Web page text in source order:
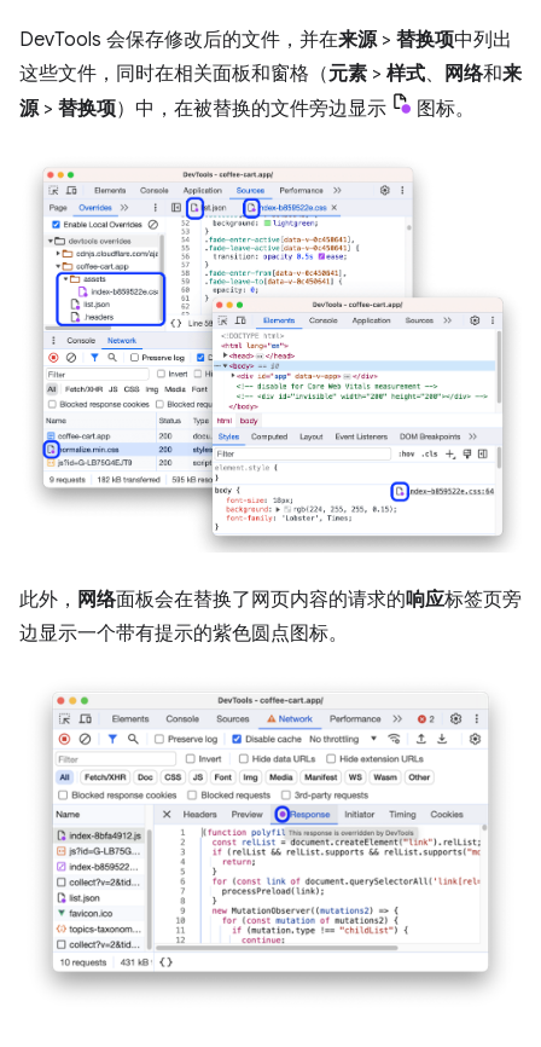
DevTools 会保存修改后的文件，并在来源> 替换项中列出
这些文件，同时在相关面板和窗格（元素 > 样式、 网络和来
源> 替换项）中，在被替换的文件旁边显示 图标。
此外， 网络面板会在替换了网页内容的请求的响应标签页旁
边显示一个带有提示的紫色圆点图标。